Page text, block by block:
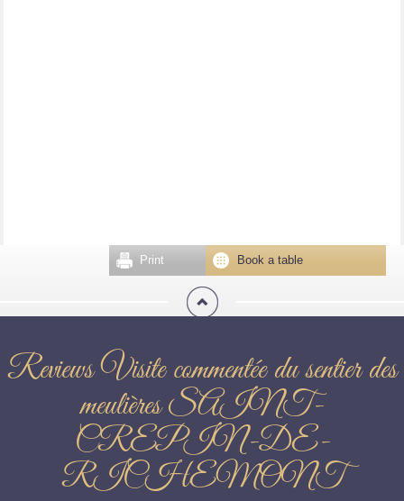
Book a table
Print
Reviews Visite commentée du sentier des
meulières SAINT-
CREPIN-DE-
RICHEMONT